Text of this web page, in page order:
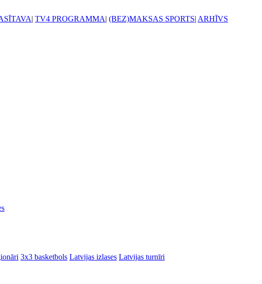
| TV4 PROGRAMMA| (BEZ)MAKSAS SPORTS| ARHĪVS
3x3 basketbols Latvijas izlases Latvijas turnīri